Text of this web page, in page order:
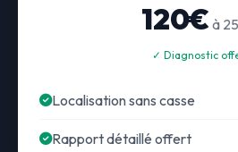
120€ à
✓ Diagnostic
Localisation sans casse
Rapport détaillé offert